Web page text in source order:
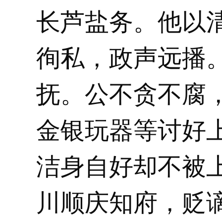
长芦盐务。他以
徇私，政声远播
抚。公不贪不腐
金银玩器等讨好
洁身自好却不被
川顺庆知府，贬